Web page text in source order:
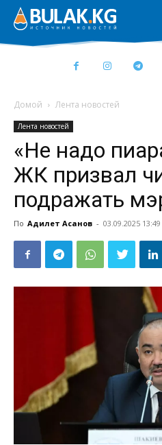
Домой Лента новостей
Лента новостей
«Не надо
ЖК призвал
подражать
По Адилет Асанов - 03.09.2025 13:49